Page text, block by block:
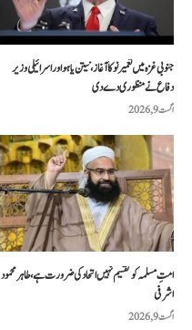
جنوبی غزہ میں تعمیر نو کا آغاز، نیتن یاہو اور اسرائیلی وزیر
دفاع نے منظوری دے دی
اگست 9, 2026
امتِ مسلمہ کو تقسیم نہیں اتحاد کی ضرورت ہے، طاہر محمود
اشرفی
اگست 9, 2026